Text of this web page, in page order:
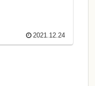
2021.12.24